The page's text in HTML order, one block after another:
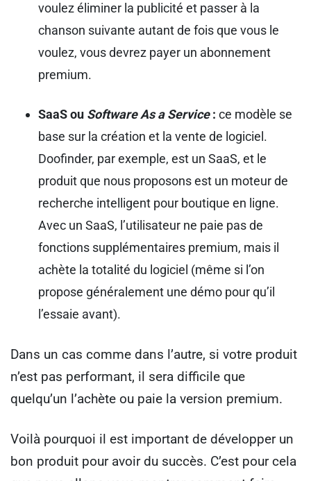
voulez éliminer la publicité et passer à la
chanson suivante autant de fois que vous le
voulez, vous devrez payer un abonnement
premium.
SaaS ou Software As a Service: ce modèle se
base sur la création et la vente de logiciel.
Doofinder, par exemple, est un SaaS, et le
produit que nous proposons est un moteur de
recherche intelligent pour boutique en ligne.
Avec un SaaS, l’utilisateur ne paie pas de
fonctions supplémentaires premium, mais il
achète la totalité du logiciel (même si l’on
propose généralement une démo pour qu’il
l’essaie avant).
Dans un cas comme dans l’autre, si votre produit
n’est pas performant, il sera difficile que
quelqu’un l’achète ou paie la version premium.
Voilà pourquoi il est important de développer un
bon produit pour avoir du succès. C’est pour cela